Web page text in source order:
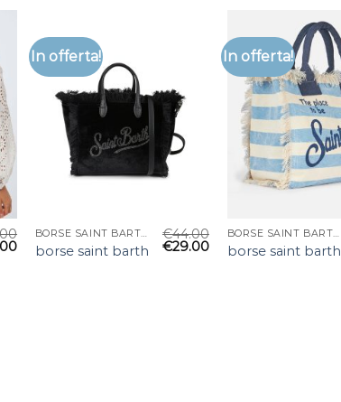
In offerta!
BORSE SAINT BARTH
borse saint barth
€44.00
€29.00
In offerta!
BORSE SAINT BARTH
borse saint barth